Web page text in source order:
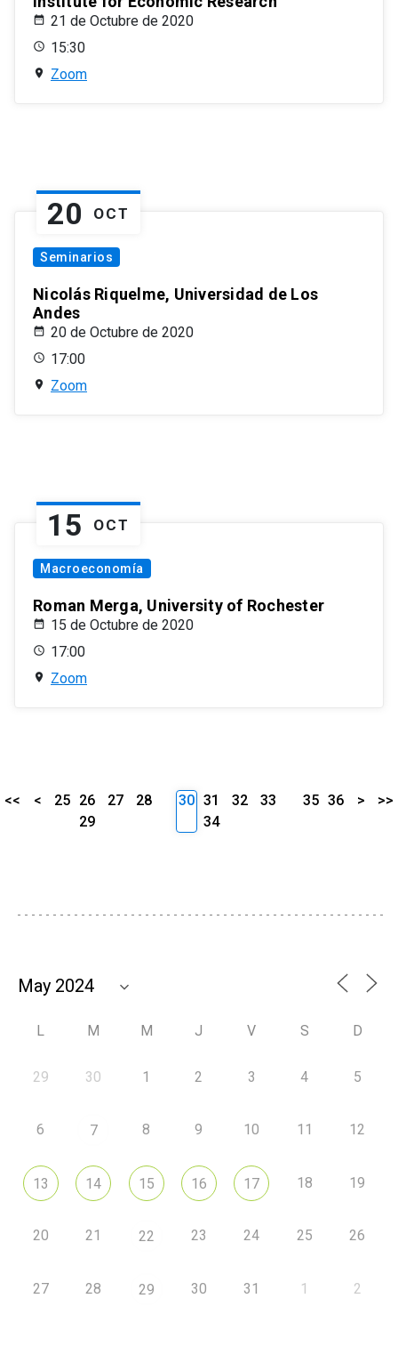
21 de Octubre de 2020
15:30
Zoom
20 OCT
Seminarios
Nicolás Riquelme, Universidad de Los
Andes
20 de Octubre de 2020
17:00
Zoom
15 OCT
Macroeconomía
Roman Merga, University of Rochester
15 de Octubre de 2020
17:00
Zoom
<< < 25 26 27
28
29
30 31 32
33
34
35 36 > >>
L M M J V S D
29 30 1 2 3 4 5
6 7 8 9 10 11 12
13 14 15 16 17 18 19
20 21 22 23 24 25 26
27 28 29 30 31 1 2